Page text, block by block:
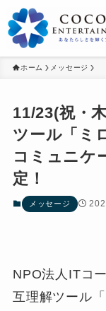
ホーム メッセージ
11/23(祝・
ツール「ミ
コミュニケ
定！
メッセージ
NPO法人ITコ
互理解ツール